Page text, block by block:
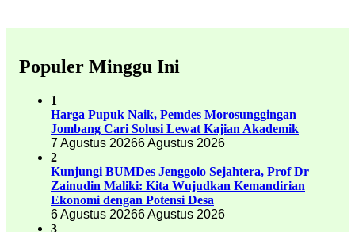
Populer Minggu Ini
1
Harga Pupuk Naik, Pemdes Morosunggingan
Jombang Cari Solusi Lewat Kajian Akademik
7 Agustus 20266 Agustus 2026
2
Kunjungi BUMDes Jenggolo Sejahtera, Prof Dr
Zainudin Maliki: Kita Wujudkan Kemandirian
Ekonomi dengan Potensi Desa
6 Agustus 20266 Agustus 2026
3